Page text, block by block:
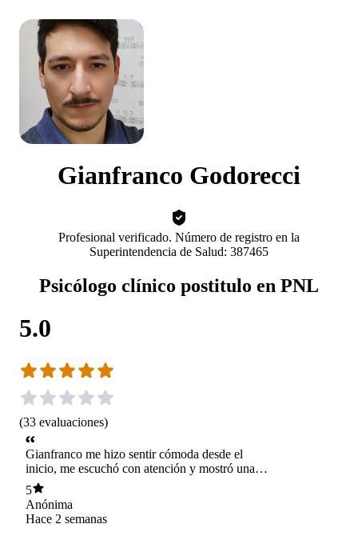
Gianfranco Godorecci
Profesional verificado. Número de registro en la
Superintendencia de Salud: 387465
Psicólogo clínico postitulo en PNL
5.0
(33 evaluaciones)
Gianfranco me hizo sentir cómoda desde el
inicio, me escuchó con atención y mostró una
actitud profesional, respetuosa y empática.
Aunque recién comenzamos el proceso, me dio
confianza para seguir con las próximas sesiones
5
Anónima
Hace 2 semanas